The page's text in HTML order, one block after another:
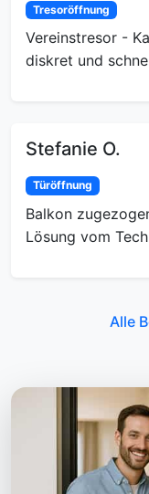
Tresoröffnung
Vereinstresor -
diskret und
Stefanie O.
Türöffnung
Balkon
Lösung vom
Alle